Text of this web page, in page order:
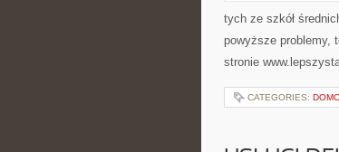
tych ze szkół
powyższe problemy,
stronie
CATEGORIES: